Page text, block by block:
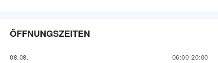
ÖFFNUNGSZEITEN
08.08.
06:00-20:00